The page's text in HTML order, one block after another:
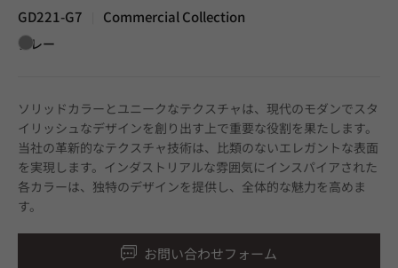
GD221-G7 Commercial Collection
グレー
ソリッドカラーとユニークなテクスチャは、現代のモダンでスタ
イリッシュなデザインを創り出す上で重要な役割を果たします。
当社の革新的なテクスチャ技術は、比類のないエレガントな表面
を実現します。インダストリアルな雰囲気にインスパイアされた
各カラーは、独特のデザインを提供し、全体的な魅力を高めま
す。
お問い合わせフォーム